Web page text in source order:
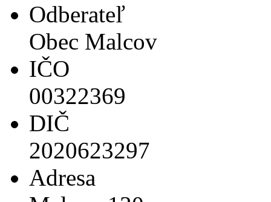
Odberateľ
Obec Malcov
IČO
00322369
DIČ
2020623297
Adresa